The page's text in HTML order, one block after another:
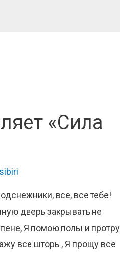
«Сила
все, все тебе!
дверь закрывать не
Я помою полы и протру
все шторы, Я прощу все